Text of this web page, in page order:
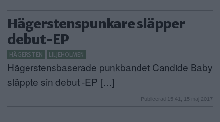
Hägerstenspunkare släpper
debut-EP
HÄGERSTEN LILJEHOLMEN
Hägerstensbaserade punkbandet Candide Baby
släppte sin debut -EP […]
Publicerad 15:41, 15 maj 2017